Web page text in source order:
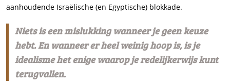
aanhoudende Israëlische (en Egyptische) blokkade.
Niets is een mislukking wanneer je geen keuze
hebt. En wanneer er heel weinig hoop is, is je
idealisme het enige waarop je redelijkerwijs kunt
terugvallen.